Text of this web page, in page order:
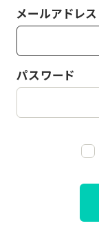
メールアドレス
パスワード